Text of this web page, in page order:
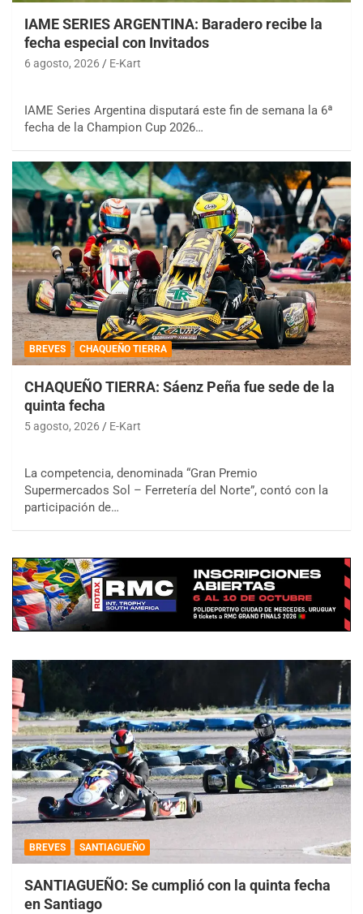
IAME SERIES ARGENTINA: Baradero recibe la
fecha especial con Invitados
6 agosto, 2026 E-Kart
IAME Series Argentina disputará este fin de semana la 6ª
fecha de la Champion Cup 2026…
BREVES CHAQUEÑO TIERRA
CHAQUEÑO TIERRA: Sáenz Peña fue sede de la
quinta fecha
5 agosto, 2026 E-Kart
La competencia, denominada “Gran Premio
Supermercados Sol – Ferretería del Norte”, contó con la
participación de…
BREVES SANTIAGUEÑO
SANTIAGUEÑO: Se cumplió con la quinta fecha
en Santiago